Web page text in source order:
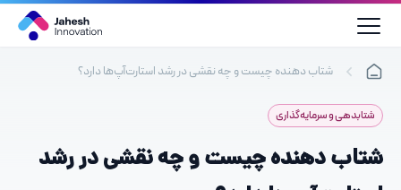
پرش
محتوا
شتاب دهنده چیست و چه نقشی در رشد استارت‌آپ‌ها دارد؟
شتابدهی و سرمایه‌گذاری
شتاب دهنده چیست و چه نقشی در رشد